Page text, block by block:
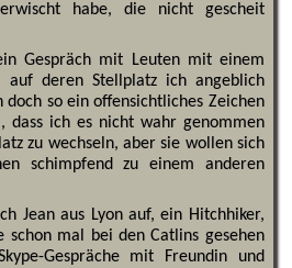
habe, die nicht gescheit
Gespräch mit Leuten mit einem
auf deren Stellplatz ich angeblich
doch so ein offensichtliches Zeichen
dass ich es nicht wahr genommen
zu wechseln, aber sie wollen sich
schimpfend zu einem anderen
Jean aus Lyon auf, ein Hitchhiker,
schon mal bei den Catlins gesehen
Gespräche mit Freundin und